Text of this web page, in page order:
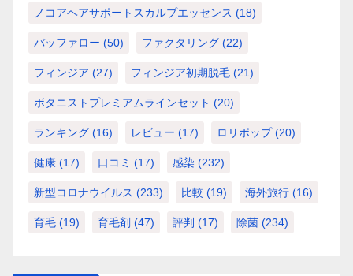
ノコアヘアサポートスカルプエッセンス (18)
バッファロー (50) ファクタリング (22)
フィンジア (27) フィンジア初期脱毛 (21)
ボタニストプレミアムラインセット (20)
ランキング (16) レビュー (17) ロリポップ(20)
健康 (17) 口コミ (17) 感染 (232)
新型コロナウイルス (233) 比較 (19) 海外旅行 (16)
育毛 (19) 育毛剤 (47) 評判 (17) 除菌 (234)